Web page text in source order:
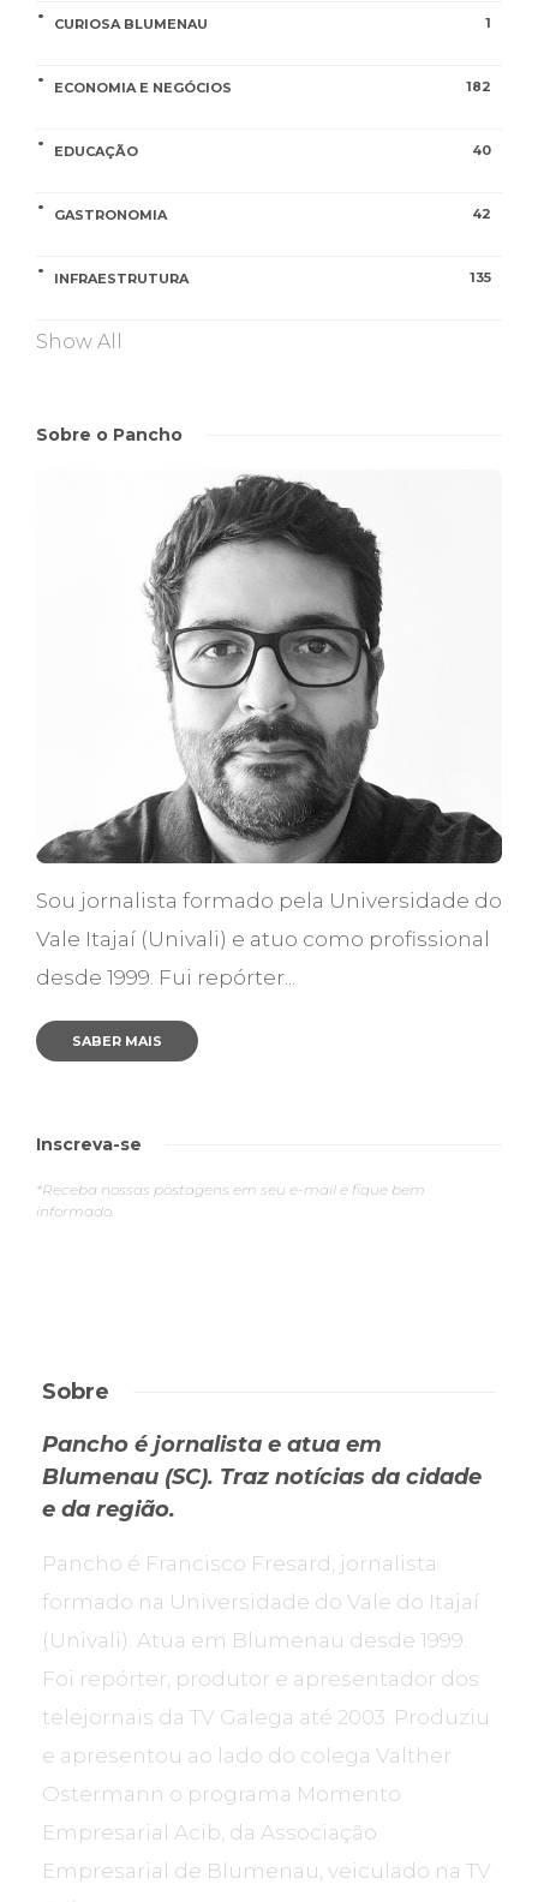
CURIOSA BLUMENAU 1
ECONOMIA E NEGÓCIOS 182
EDUCAÇÃO 40
GASTRONOMIA 42
INFRAESTRUTURA 135
Show All
Sobre o Pancho
Sou jornalista formado pela Universidade do
Vale Itajaí (Univali) e atuo como profissional
desde 1999. Fui repórter...
SABER MAIS
Inscreva-se
*Receba nossas postagens em seu e-mail e fique bem
informado.
Sobre
Pancho é jornalista e atua em
Blumenau (SC). Traz notícias da cidade
e da região.
Pancho é Francisco Fresard, jornalista
formado na Universidade do Vale do Itajaí
(Univali). Atua em Blumenau desde 1999.
Foi repórter, produtor e apresentador dos
telejornais da TV Galega até 2003. Produziu
e apresentou ao lado do colega Valther
Ostermann o programa Momento
Empresarial Acib, da Associação
Empresarial de Blumenau, veiculado na TV